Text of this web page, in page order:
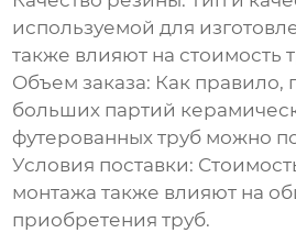
используемой для
также влияют на стоимость
Объем заказа: Как правило,
больших партий
футерованных труб можно
Условия поставки:
монтажа также влияют на
приобретения труб.